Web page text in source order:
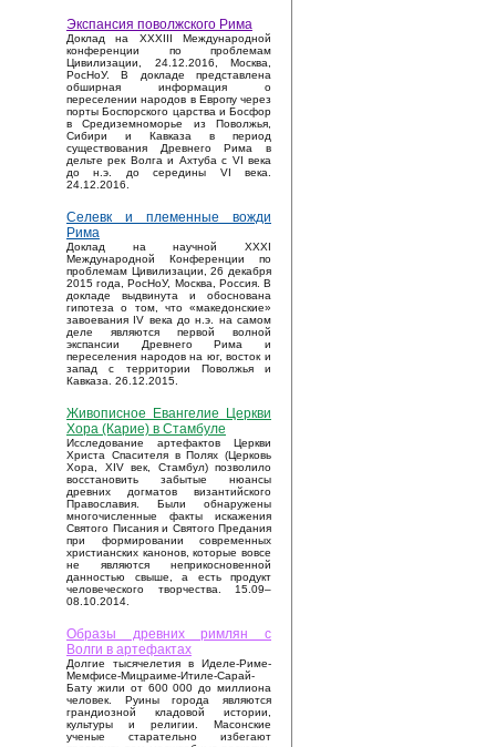
Экспансия поволжского Рима
Доклад на XXXIII Международной
конференции по проблемам
Цивилизации, 24.12.2016, Москва,
РосНоУ. В докладе представлена
обширная информация о
переселении народов в Европу через
порты Боспорского царства и Босфор
в Средиземноморье из Поволжья,
Сибири и Кавказа в период
существования Древнего Рима в
дельте рек Волга и Ахтуба с VI века
до н.э. до середины VI века.
24.12.2016.
Селевк и племенные вожди
Рима
Доклад на научной XXXI
Международной Конференции по
проблемам Цивилизации, 26 декабря
2015 года, РосНоУ, Москва, Россия. В
докладе выдвинута и обоснована
гипотеза о том, что «македонские»
завоевания IV века до н.э. на самом
деле являются первой волной
экспансии Древнего Рима и
переселения народов на юг, восток и
запад с территории Поволжья и
Кавказа. 26.12.2015.
Живописное Евангелие Церкви
Хора (Карие) в Стамбуле
Исследование артефактов Церкви
Христа Спасителя в Полях (Церковь
Хора, XIV век, Стамбул) позволило
восстановить забытые нюансы
древних догматов византийского
Православия. Были обнаружены
многочисленные факты искажения
Святого Писания и Святого Предания
при формировании современных
христианских канонов, которые вовсе
не являются неприкосновенной
данностью свыше, а есть продукт
человеческого творчества. 15.09–
08.10.2014.
Образы древних римлян с
Волги в артефактах
Долгие тысячелетия в Иделе-Риме-
Мемфисе-Мицраиме-Итиле-Сарай-
Бату жили от 600 000 до миллиона
человек. Руины города являются
грандиозной кладовой истории,
культуры и религии. Масонские
ученые старательно избегают